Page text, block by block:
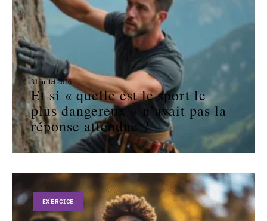
31 juillet 2026
Et si « quelle est le sport le
plus dangereux » n’avait pas la
réponse attendue ?
EXERCICE